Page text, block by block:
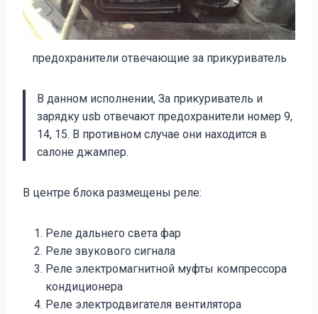
предохранители отвечающие за прикуриватель
В данном исполнении, За прикуриватель и
зарядку usb отвечают предохранители номер 9,
14, 15. В противном случае они находится в
салоне джампер.
В центре блока размещены реле:
Реле дальнего света фар
Реле звукового сигнала
Реле электромагнитной муфты компрессора
кондиционера
Реле электродвигателя вентилятора